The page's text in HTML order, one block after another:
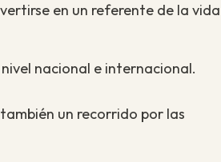
en un referente de la vida
nacional e internacional.
un recorrido por las